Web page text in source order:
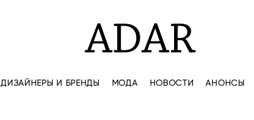
ДИЗАЙНЕРЫ И БРЕНДЫ МОДА НОВОСТИ АНОНСЫ